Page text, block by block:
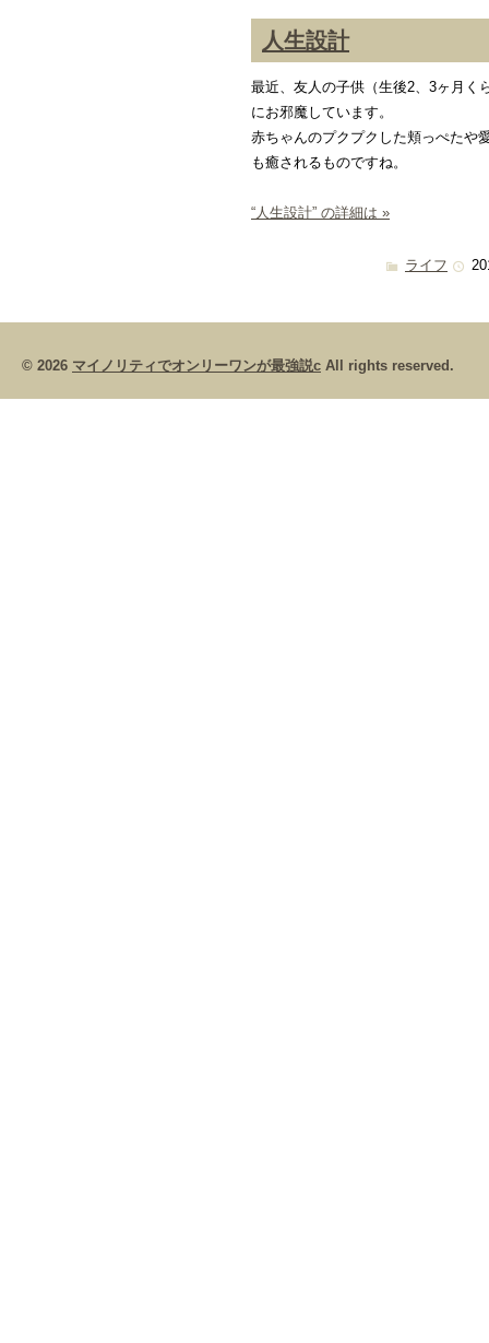
人生設計
最近、友人の子供（生後2、3ヶ月く
にお邪魔しています。
赤ちゃんのプクプクした頬っぺたや
も癒されるものですね。
“人生設計” の詳細は »
ライフ
© 2026 マイノリティでオンリーワンが最強説c All rights reserved.